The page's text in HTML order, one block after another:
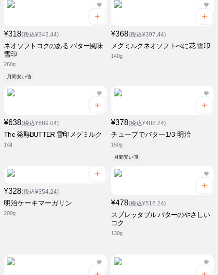
¥318(税込¥343.44)
ネオソフトコクのある バター風味
雪印
280g
月間安い値
¥368(税込¥397.44)
メグミルクネオソフトべに花 雪印
140g
¥638(税込¥689.04)
The 発酵BUTTER 雪印メグミルク
1個
¥378(税込¥408.24)
チューブでバター1/3 明治
150g
月間安い値
¥328(税込¥354.24)
明治ケーキマーガリン
200g
¥478(税込¥516.24)
スプレッタブル バターのやさしい
コク
130g